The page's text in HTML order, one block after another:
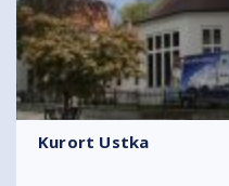
Kurort Ustka